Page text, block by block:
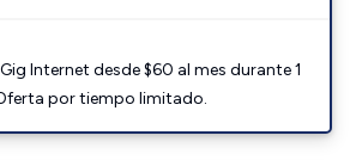
Internet desde $60 al mes durante 1
por tiempo limitado.